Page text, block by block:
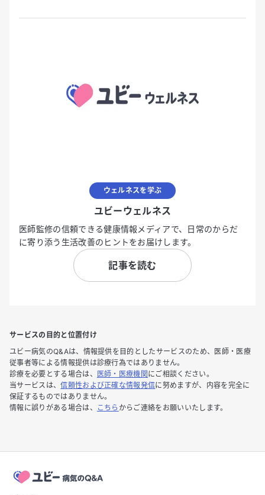
ウェルネスを学ぶ
ユビーウェルネス
医師監修の信頼できる健康情報メディアで、日常のからだ
に寄り添う生活改善のヒントをお届けします。
記事を読む
サービスの目的と位置付け
ユビー病気のQ&Aは、情報提供を目的としたサービスのため、医師・医療
従事者等による情報提供は診療行為ではありません。
診療を必要とする場合は、
医師・医療機関 にご相談ください。
当サービスは、信頼性および正確な情報発信に努めますが、内容を完全に
保証するものではありません。
情報に誤りがある場合は、
こちら からご連絡をお願いいたします。